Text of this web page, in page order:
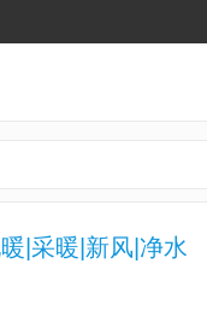
|采暖|新风|净水